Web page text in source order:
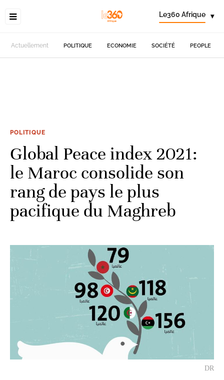
Le360 Afrique ▾
Actuellement POLITIQUE ECONOMIE SOCIÉTÉ PEOPLE
POLITIQUE
Global Peace index 2021:
le Maroc consolide son
rang de pays le plus
pacifique du Maghreb
DR